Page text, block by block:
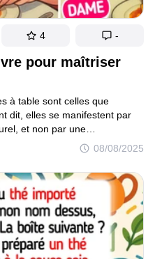
pour maîtriser
08/08/2025
à table sont celles que
dit, elles se manifestent par
et non par une
connaissance de toutes les
est important de se rappeler
et les personnes autour de toi
4 -